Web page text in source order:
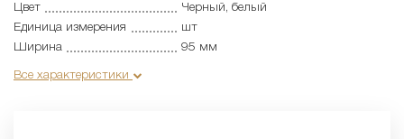
Цвет
Черный, белый
Единица измерения
шт
Ширина
95 мм
Все характеристики